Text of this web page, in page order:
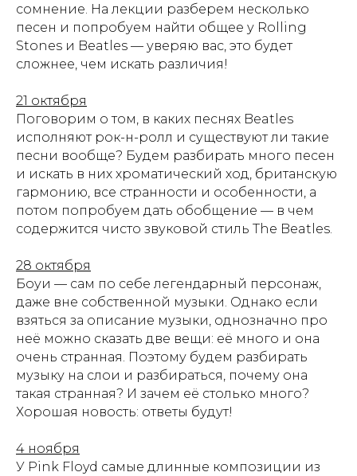
сомнение. На лекции разберем несколько
песен и попробуем найти общее у Rolling
Stones и Beatles — уверяю вас, это будет
сложнее, чем искать различия!
21 октября
Поговорим о том, в каких песнях Beatles
исполняют рок-н-ролл и существуют ли такие
песни вообще? Будем разбирать много песен
и искать в них хроматический ход, британскую
гармонию, все странности и особенности, а
потом попробуем дать обобщение — в чем
содержится чисто звуковой стиль The Beatles.
28 октября
Боуи — сам по себе легендарный персонаж,
даже вне собственной музыки. Однако если
взяться за описание музыки, однозначно про
неё можно сказать две вещи: её много и она
очень странная. Поэтому будем разбирать
музыку на слои и разбираться, почему она
такая странная? И зачем её столько много?
Хорошая новость: ответы будут!
4 ноября
У Pink Floyd самые длинные композиции из